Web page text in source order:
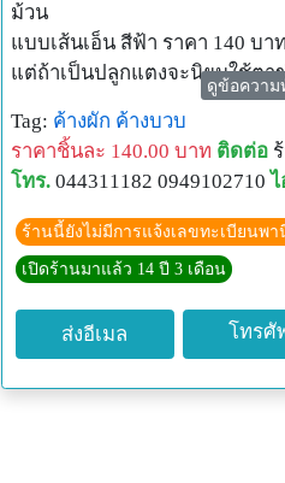
ม้วน
แบบเส้นเอ็น สีฟ้า ราคา 140 บาท
แต่ถ้าเป็นปลูกแตงจะนิยมใช้ตา
โปลีเอทีลีนนอกเหนือจากนั้นก
เส้นเอ็นเพราะใช้ในพื้นที่ปลูกได้ม
มีความคงทน ไม่ต้องยุ่งยากในกา
เมื่อหมดการเก็บเกี่ยว
แบบไนล่อนหน้ากว้าง54เมตรแบ
แบบพลาสติก สีขาว มีสองขนาด
กว้าง2 เมตร ยาว52เมตร ราคา
กว้าง 2.5 เมตร ยาว 70 เมตร ร
สามารถยืดได้อีกนิดหน่อยเพร
ดูข้อความ
Tag: ค้างผัก ค้างบวบ
ราคาชิ้นละ 140.00 บาท ติดต่อ
โทร. 044311182 0949102710
ร้านนี้ยังไม่มีการแจ้งเลขทะเบียนพา
เปิดร้านมาแล้ว 14 ปี 3 เดือน
ส่งอีเมล โทรศั